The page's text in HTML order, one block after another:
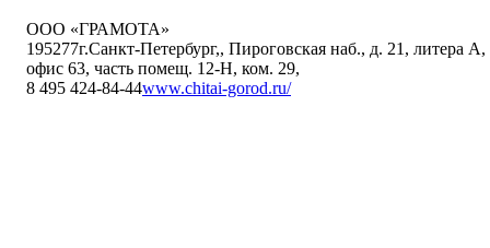
ООО «ГРАМОТА»
195277г.Санкт-Петербург,, Пироговская наб., д. 21, литера А,
офис 63, часть помещ. 12-Н, ком. 29,
8 495 424-84-44www.chitai-gorod.ru/